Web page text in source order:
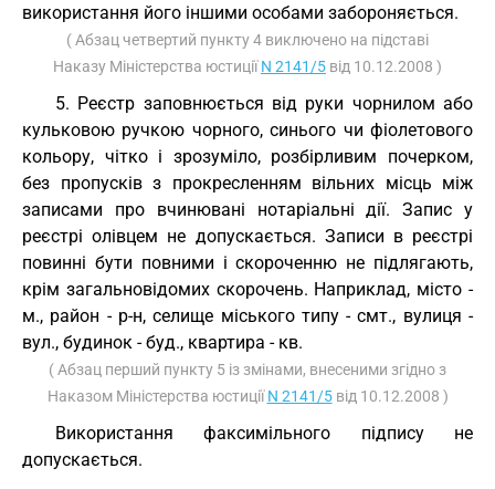
використання його іншими особами забороняється.
( Абзац четвертий пункту 4 виключено на підставі
Наказу Міністерства юстиціїN 2141/5 від 10.12.2008 )
5. Реєстр заповнюється від руки чорнилом або
кульковою ручкою чорного, синього чи фіолетового
кольору, чітко і зрозуміло, розбірливим почерком,
без пропусків з прокресленням вільних місць між
записами про вчинювані нотаріальні дії. Запис у
реєстрі олівцем не допускається. Записи в реєстрі
повинні бути повними і скороченню не підлягають,
крім загальновідомих скорочень. Наприклад, місто -
м., район - р-н, селище міського типу - смт., вулиця -
вул., будинок - буд., квартира - кв.
( Абзац перший пункту 5 із змінами, внесеними згідно з
Наказом Міністерства юстиціїN 2141/5від 10.12.2008 )
Використання факсимільного підпису не
допускається.